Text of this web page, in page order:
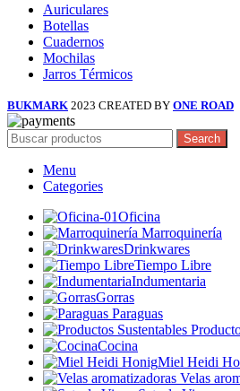
Auriculares
Botellas
Cuadernos
Mochilas
Jarros Térmicos
BUKMARK 2023 CREATED BY ONE ROAD
Search
Menu
Categories
Oficina
Marroquinería
Drinkwares
Tiempo Libre
Indumentaria
Gorras
Paraguas
Cocina
Miel Heidi
Velas